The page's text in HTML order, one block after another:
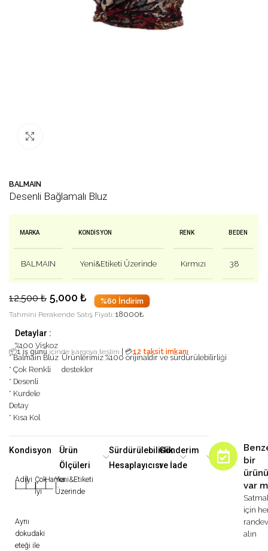
BALMAIN
Desenli Bağlamalı Bluz
MARKA
BALMAIN
KONDISYON
Yeni&Etiketi Üzerinde
RENK
Kırmızı
BEDEN
38
12,500₺ 5,000 ₺ %60 İndirim
Tahmini Perakende Satış Fiyatı: 18000₺
Detaylar :
%100 Viskoz
📦1 iş günü içinde kargoya teslim 💳12 taksit imkanı
* Balmain Bluz
* Çok Renkli
* Desenli
* Kurdele
Detay
* Kısa Kol
Ürünlerimiz %100 orijinaldir ve sürdürülebilirliği
destekler
Kondisyon
Adilİyi
|
Çok
İyi
Harika
|
Yeni&Etiketi
Üzerinde
Aynı
dokudaki
eteği ile
Ürün
Ölçüleri
Sürdürülebilirlik
Hesaplayıcısı
Gönderim
ve İade
bir
var
için
alın